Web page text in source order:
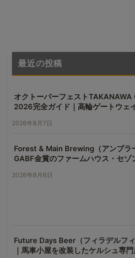
最近の投稿
オクトーバーフェストTAKANAWA
2026完全ガイド｜高輪ゲートウェ
2026年8月7日
Forest & Main Brewing（アンブラ
GABF金賞のファームハウス・セゾ
2026年8月6日
Future Days Beer（フィラデルフ
｜馬車小屋を改装したケルシュ専